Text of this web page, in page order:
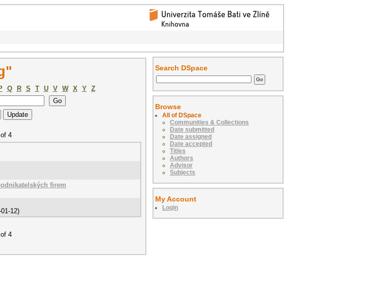
Q R S T U V W X Y
Z
4
firem
12)
4
Search DSpace
Browse
All of DSpace
Communities & Collections
Date submitted
Date assigned
Date accepted
Titles
Authors
Advisor
Subjects
My Account
Login